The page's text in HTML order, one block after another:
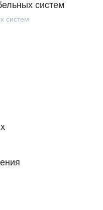
систем
систем